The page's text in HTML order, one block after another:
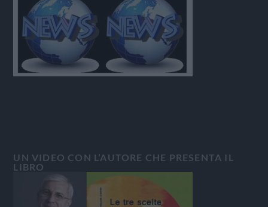
UN VIDEO CON L’AUTORE CHE PRESENTA IL
LIBRO